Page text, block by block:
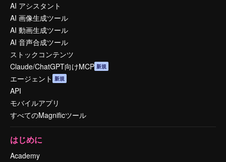
AI アシスタント
AI 画像生成ツール
AI 動画生成ツール
AI 音声合成ツール
ストックコンテンツ
Claude/ChatGPT向けMCP 新規
エージェント 新規
API
モバイルアプリ
すべてのMagnificツール
はじめに
Academy